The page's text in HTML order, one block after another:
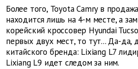
Более того, Toyota Camry в
находится лишь на 4-м месте, а
корейский кроссовер Hyundai
первых двух мест, то тут... Да-да,
китайского бренда: Liхiang L7
Liхiang L9 идет следом за ним.